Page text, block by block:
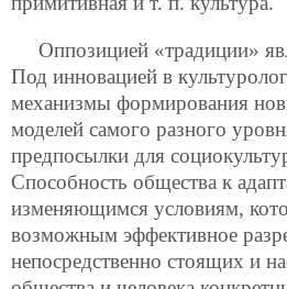
Оппозицией «традиции»
Под инновацией в
механизмы формирования
моделей самого разного
предпосылки для
Способность общества к
изменяющимся условиям,
возможным эффективное
непосредственно стоящих и